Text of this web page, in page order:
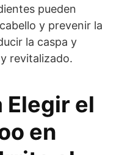
pueden
y prevenir la
la caspa y
revitalizado.
el
en